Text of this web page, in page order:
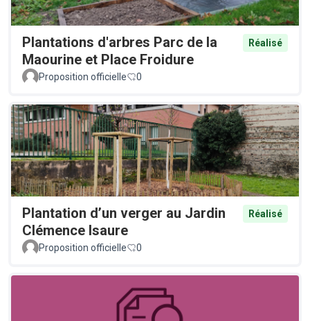
Plantations d'arbres Parc de la
Maourine et Place Froidure
Réalisé
Proposition officielle 0
Plantation d’un verger au Jardin
Clémence Isaure
Réalisé
Proposition officielle 0